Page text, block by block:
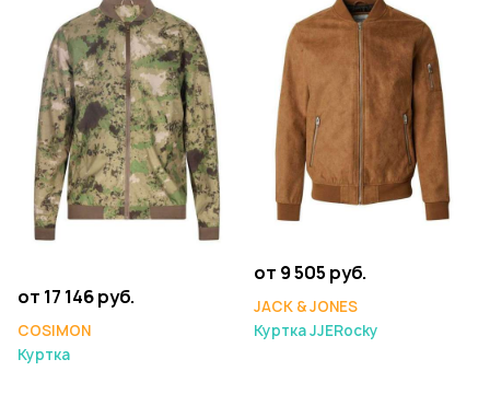
от 17 146 руб.
COSIMON
Куртка
от 9 505 руб.
JACK & JONES
Куртка JJERocky